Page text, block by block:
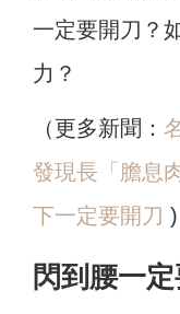
一定要開刀？
力？
（更多新聞：
發現長「膽息
下一定要開刀 )
閃到腰一